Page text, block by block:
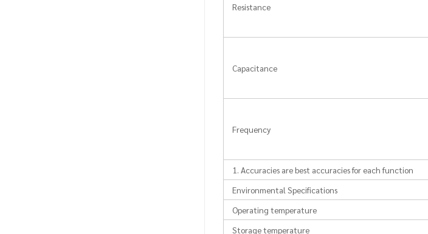
Resistance
Capacitance
Frequency
1. Accuracies are best accuracies for each function
Environmental Specifications
Operating temperature
Storage temperature